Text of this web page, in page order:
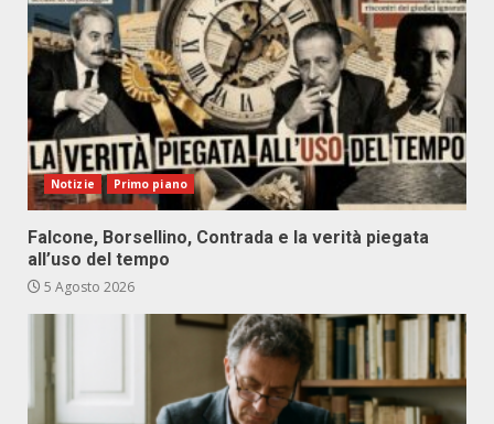
Notizie Primo piano
Falcone, Borsellino, Contrada e la verità piegata
all’uso del tempo
5 Agosto 2026